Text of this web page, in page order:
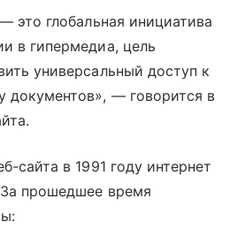
—это глобальная инициатива
в гипермедиа, цель
универсальный доступ к
документов», —говорится в
сайта в 1991 году интернет
За прошедшее время